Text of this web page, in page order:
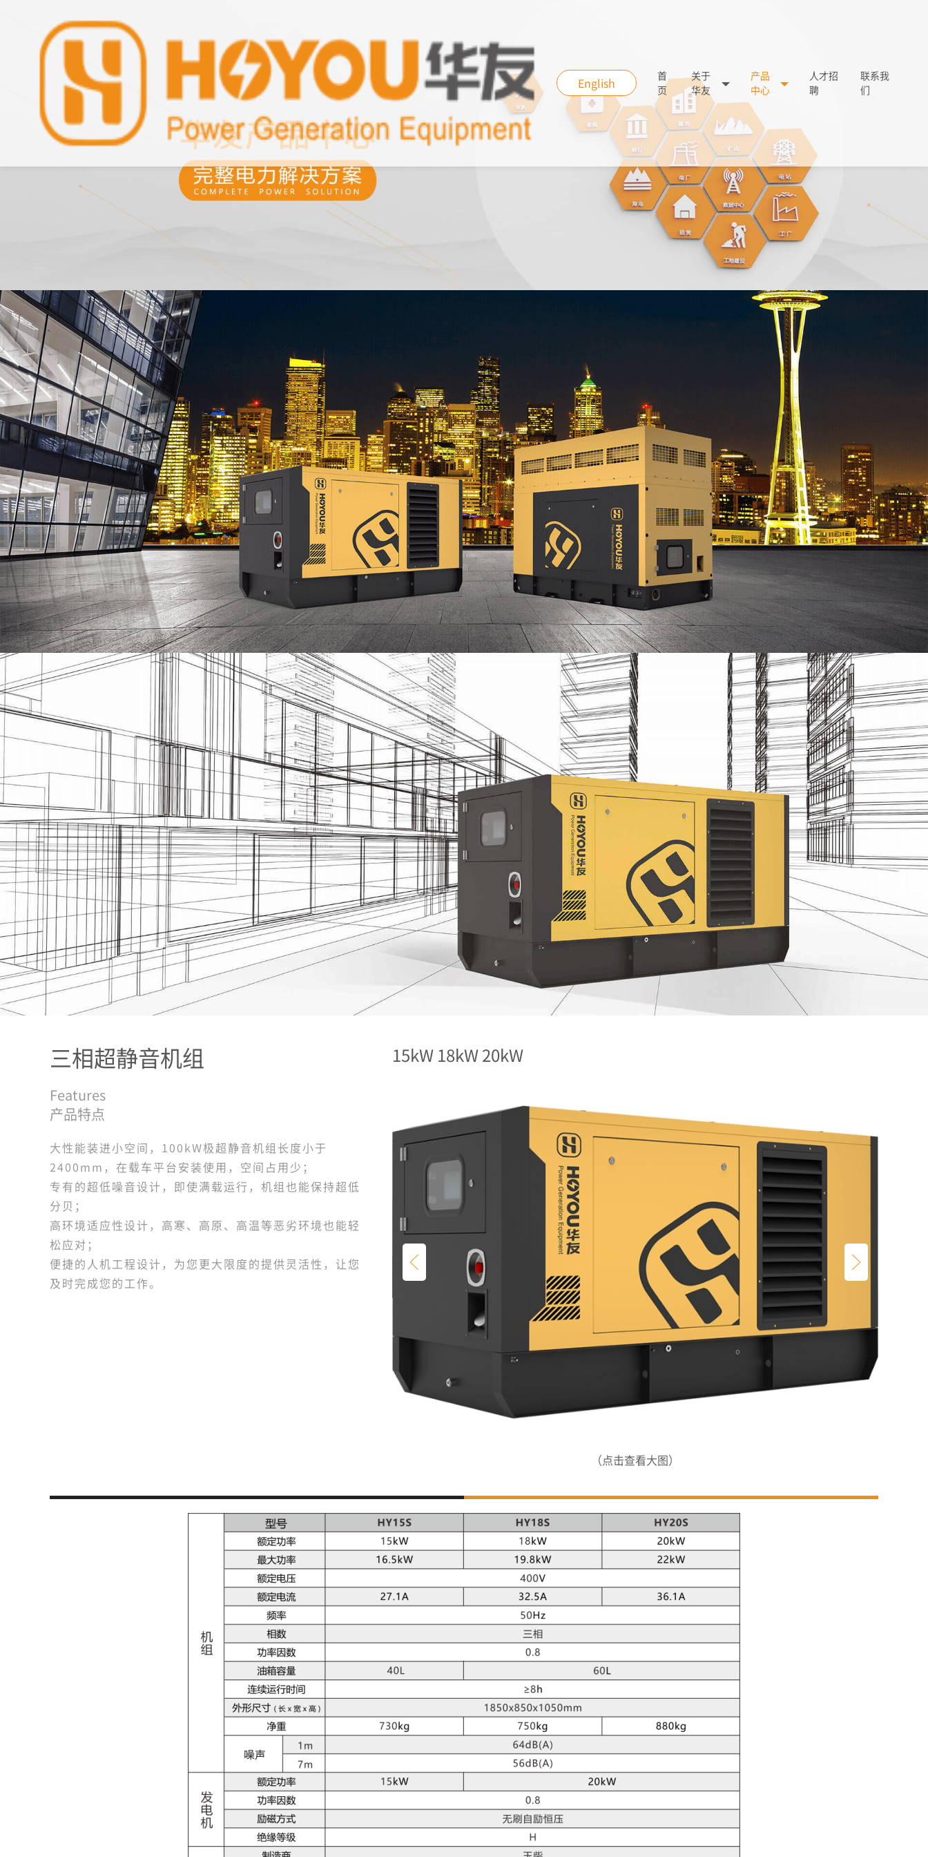
English
首
页
关于
华友
产品
中心
人才招
聘
联系我
们
三相超静音机组
Features
产品特点
大性能装进小空间，100kW极超静音机组长度小于
2400mm，在载车平台安装使用，空间占用少；
专有的超低噪音设计，即使满载运行，机组也能保持超低
分贝；
高环境适应性设计，高寒、高原、高温等恶劣环境也能轻
松应对；
便捷的人机工程设计，为您更大限度的提供灵活性，让您
及时完成您的工作。
15kW 18kW 20kW
（点击查看大图）